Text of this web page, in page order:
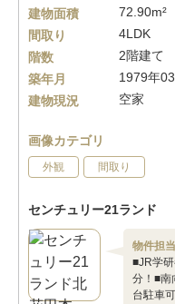
建物面積
72.90m²
間取り
4LDK
階数
2階建て
築年月
1979年
建物現況
空家
画像カテゴリ
外観 間取り
センチュリー21ランド
物件担
■JR学
分！■南
台駐車